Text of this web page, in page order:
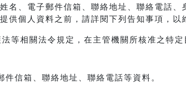
名、電子郵件信箱、聯絡地址、聯絡電話
供個人資料之前，請詳閱下列告知事項，以
等相關法令規定，在主管機關所核准之特
信箱、聯絡地址、聯絡電話等資料。